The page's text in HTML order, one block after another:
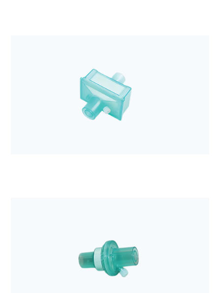
Anestezjologia i aparatura medyczna
Obwód oddechowy DAR dla dorosłych, 60/180cm
rozciągliwy z workiem 2L
Anestezjologia i aparatura medyczna
Filtr mechaniczny z wymiennikiem ciepła i wilgoci